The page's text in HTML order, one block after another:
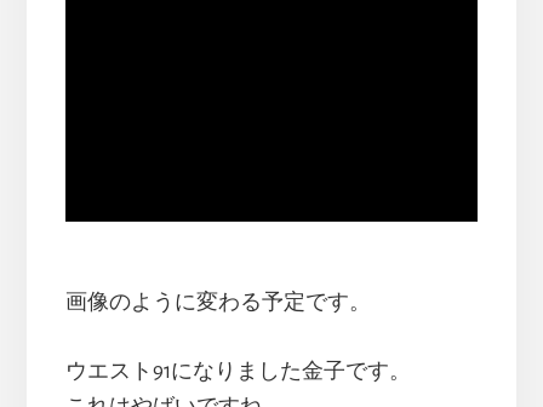
画像のように変わる予定です。
ウエスト91になりました金子です。